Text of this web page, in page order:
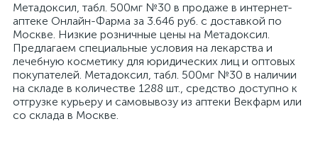
Метадоксил, табл. 500мг №30 в продаже в интернет-
аптеке Онлайн-Фарма за 3.646 руб. с доставкой по
Москве. Низкие розничные цены на Метадоксил.
Предлагаем специальные условия на лекарства и
лечебную косметику для юридических лиц и оптовых
покупателей. Метадоксил, табл. 500мг №30 в наличии
на складе в количестве 1288 шт., средство доступно к
отгрузке курьеру и самовывозу из аптеки Векфарм или
со склада в Москве.